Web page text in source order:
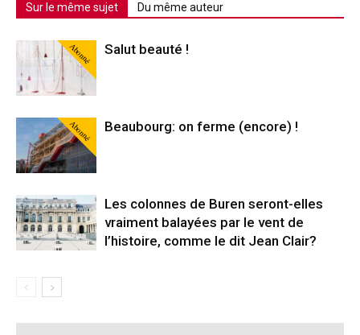
Sur le même sujet Du même auteur
Abonné Salut beauté !
Abonné Beaubourg: on ferme (encore) !
Les colonnes de Buren seront-elles
vraiment balayées par le vent de
l’histoire, comme le dit Jean Clair?